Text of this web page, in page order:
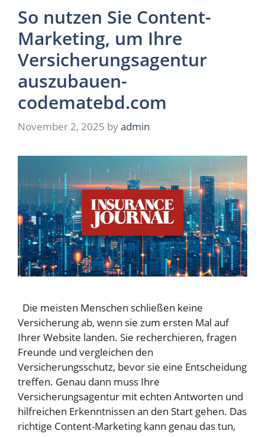
So nutzen Sie Content-
Marketing, um Ihre
Versicherungsagentur
auszubauen-
codematebd.com
November 2, 2025 byadmin
Die meisten Menschen schließen keine
Versicherung ab, wenn sie zum ersten Mal auf
Ihrer Website landen. Sie recherchieren, fragen
Freunde und vergleichen den
Versicherungsschutz, bevor sie eine Entscheidung
treffen. Genau dann muss Ihre
Versicherungsagentur mit echten Antworten und
hilfreichen Erkenntnissen an den Start gehen. Das
richtige Content-Marketing kann genau das tun,